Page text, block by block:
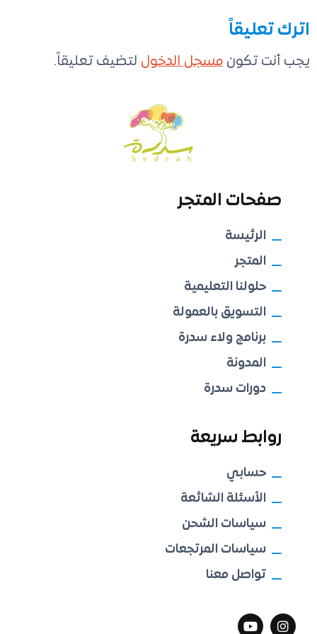
اترك تعليقاً
يجب أنت تكون مسجل الدخول لتضيف تعليقاً.
صفحات المتجر
الرئيسة
المتجر
حلولنا التعليمية
التسويق بالعمولة
برنامج ولاء سدرة
المدونة
دورات سدرة
روابط سريعة
حسابي
الأسئلة الشائعة
سياسات الشحن
سياسات المرتجعات
تواصل معنا